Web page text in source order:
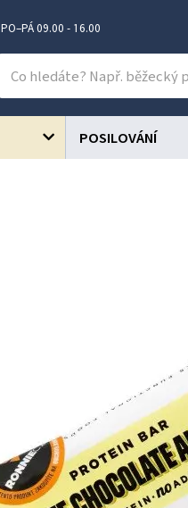
PO–PÁ 09.00 - 16.00
POSILOVÁNÍ